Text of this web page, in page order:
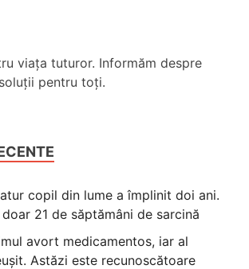
viața tuturor. Informăm despre
pentru toți.
copil din lume a împlinit doi ani.
21 de săptămâni de sarcină
avort medicamentos, iar al
Astăzi este recunoscătoare